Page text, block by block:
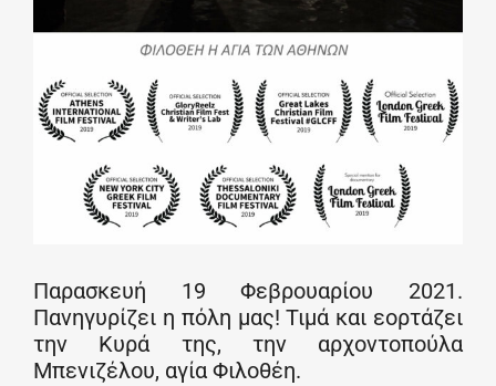
Παρασκευή 19 Φεβρουαρίου 2021.
Πανηγυρίζει η πόλη μας! Τιμά και εορτάζει
την Κυρά της, την αρχοντοπούλα
Μπενιζέλου, αγία Φιλοθέη.